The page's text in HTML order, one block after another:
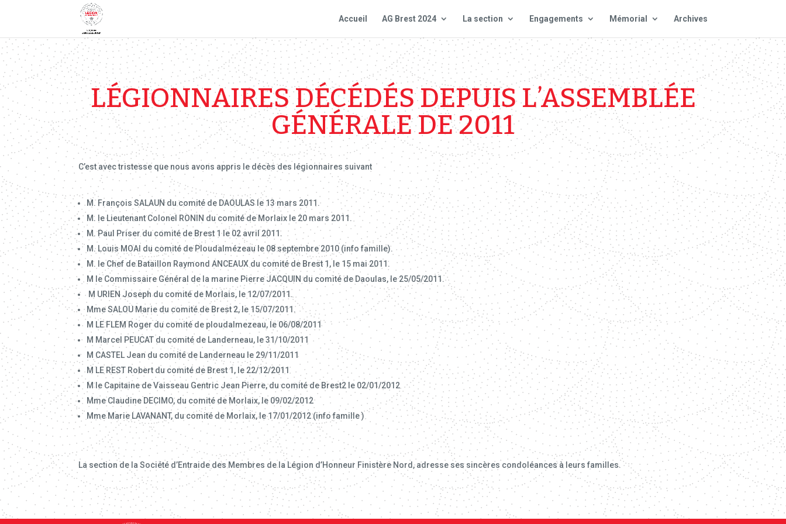
Accueil AG Brest 2024 La section Engagements Mémorial Archives
LÉGIONNAIRES DÉCÉDÉS DEPUIS L’ASSEMBLÉE
GÉNÉRALE DE 2011
C’est avec tristesse que nous avons appris le décès des légionnaires suivant
M. François SALAUN du comité de DAOULAS le 13 mars 2011.
M. le Lieutenant Colonel RONIN du comité de Morlaix le 20 mars 2011.
M. Paul Priser du comité de Brest 1 le 02 avril 2011.
M. Louis MOAl du comité de Ploudalmézeau le 08 septembre 2010 (info famille).
M. le Chef de Bataillon Raymond ANCEAUX du comité de Brest 1, le 15 mai 2011.
M le Commissaire Général de la marine Pierre JACQUIN du comité de Daoulas, le 25/05/2011.
M URIEN Joseph du comité de Morlais, le 12/07/2011.
Mme SALOU Marie du comité de Brest 2, le 15/07/2011.
M LE FLEM Roger du comité de ploudalmezeau, le 06/08/2011
M Marcel PEUCAT du comité de Landerneau, le 31/10/2011
M CASTEL Jean du comité de Landerneau le 29/11/2011
M LE REST Robert du comité de Brest 1, le 22/12/2011
M le Capitaine de Vaisseau Gentric Jean Pierre, du comité de Brest2 le 02/01/2012
Mme Claudine DECIMO, du comité de Morlaix, le 09/02/2012
Mme Marie LAVANANT, du comité de Morlaix, le 17/01/2012 (info famille )
La section de la Société d’Entraide des Membres de la Légion d’Honneur Finistère Nord, adresse ses sincères condoléances à leurs familles.